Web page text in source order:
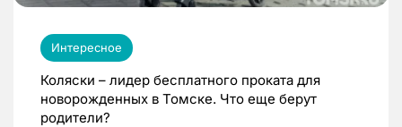
Интересное
Коляски – лидер бесплатного проката для
новорожденных в Томске. Что еще берут
родители?